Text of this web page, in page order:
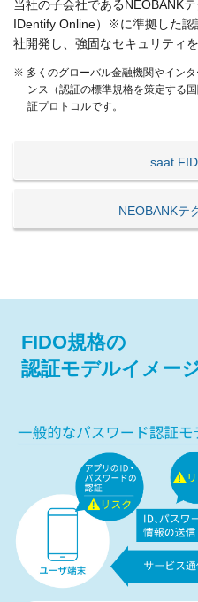
当社の子会社であるNEOBANK
IDentify Online）※に準拠した認
社開発し、強固なセキュリティを
※ 多くのグローバル金融機関やイン
ンス（認証の標準規格を策定する
証プロトコルです。
saat
NEOBANKテ
FIDO規格の
認証モデルイメー